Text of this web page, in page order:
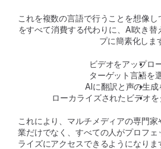
これを複数の言語で行うことを想像
をすべて消費する代わりに、AI吹き
プに簡素化しま
ビデオをアップロ
ターゲット言語を
AIに翻訳と声の生成
ローカライズされたビデオ
これにより、マルチメディアの専門
業だけでなく、すべての人がプロフェ
ライズにアクセスできるようになり